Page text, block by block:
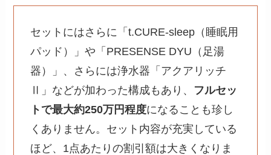
セットにはさらに「t.CURE-sleep（睡眠用
パッド）」や「PRESENSE DYU（足湯
器）」、さらには浄水器「アクアリッチ
Ⅱ」などが加わった構成もあり、 フルセッ
トで最大約250万円程度になることも珍し
くありません。セット内容が充実している
ほど、1点あたりの割引額は大きくなりま